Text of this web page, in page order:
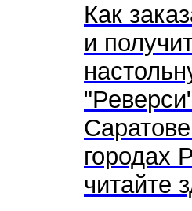
Как
и
городах
читайте